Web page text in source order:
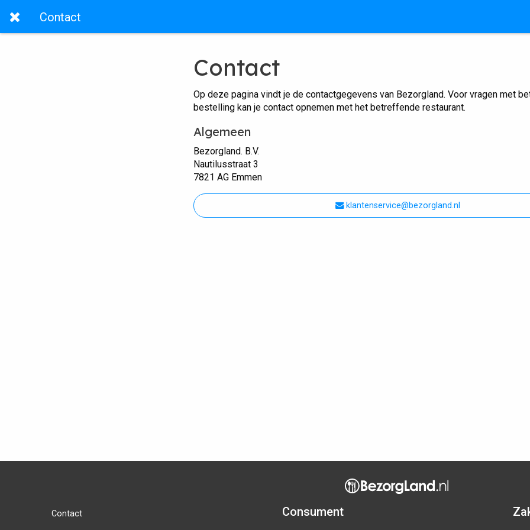
Contact
Contact
Op deze pagina vindt je de contactgegevens van Bezorgland. Voor vragen met
bestelling kan je contact opnemen met het betreffende restaurant.
Algemeen
Bezorgland. B.V.
Nautilusstraat 3
7821 AG Emmen
klantenservice@bezorgland.nl
Contact Consument